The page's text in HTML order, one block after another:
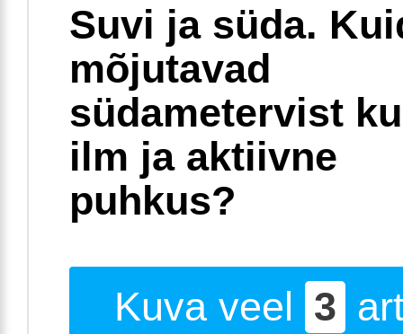
Suvi ja süda.
mõjutavad
südametervist
ilm ja aktiivne
puhkus?
Kuva veel 3